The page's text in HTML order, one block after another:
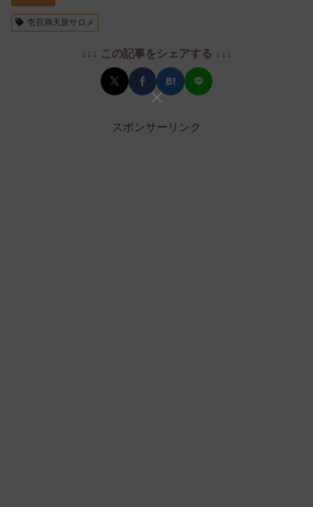
壱百満天原サロメ
↓↓↓ この記事をシェアする ↓↓↓
スポンサーリンク